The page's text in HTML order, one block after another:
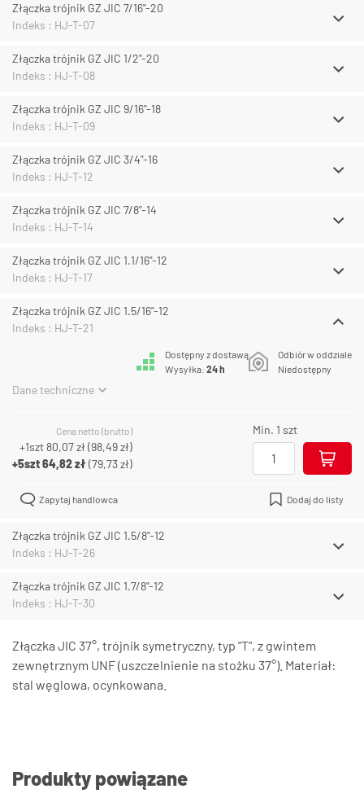
Złączka trójnik GZ JIC 7/16"-20
Indeks : HJ-T-07
Złączka trójnik GZ JIC 1/2"-20
Indeks : HJ-T-08
Złączka trójnik GZ JIC 9/16"-18
Indeks : HJ-T-09
Złączka trójnik GZ JIC 3/4"-16
Indeks : HJ-T-12
Złączka trójnik GZ JIC 7/8"-14
Indeks : HJ-T-14
Złączka trójnik GZ JIC 1.1/16"-12
Indeks : HJ-T-17
Złączka trójnik GZ JIC 1.5/16"-12
Indeks : HJ-T-21
Dostępny z dostawą
Wysyłka: 24 h
Odbiór w oddziale
Niedostępny
Dane techniczne
Cena netto (brutto)
+1szt 80,07 zł(98,49 zł)
+5szt64,82 zł(79,73 zł)
Min. 1 szt
Zapytaj handlowca Dodaj do listy
Złączka trójnik GZ JIC 1.5/8"-12
Indeks : HJ-T-26
Złączka trójnik GZ JIC 1.7/8"-12
Indeks : HJ-T-30
Złączka JIC 37°, trójnik symetryczny, typ "T", z gwintem
zewnętrznym UNF (uszczelnienie na stożku 37°). Materiał:
stal węglowa, ocynkowana.
Produkty powiązane